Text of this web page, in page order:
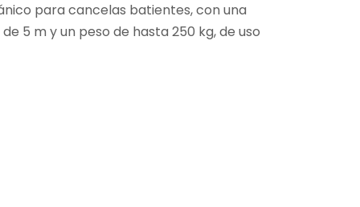
para cancelas batientes, con una
5 m y un peso de hasta 250 kg, de uso